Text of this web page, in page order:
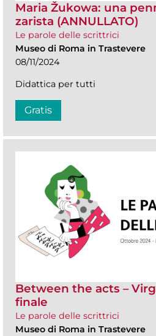
Maria Žukowa: una
zarista (ANNULLATO)
Le parole delle scrittrici
Museo di Roma in Trastevere
08/11/2024
Didattica per tutti
Gratis
Between the acts –
finale
Le parole delle scrittrici
Museo di Roma in Trastevere